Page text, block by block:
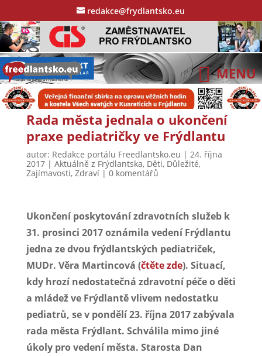
redakce@frydlantsko.eu
Rada města jednala o ukončení
praxe pediatričky ve Frýdlantu
autor: Redakce portálu Freedlantsko.eu | 24. října
2017| Aktuálně z Frýdlantska, Děti, Důležité,
Zajímavosti, Zdraví| 0 komentářů
Ukončení poskytování zdravotních služeb k
31. prosinci 2017 oznámila vedení Frýdlantu
jedna ze dvou frýdlantských pediatriček,
MUDr. Věra Martincová (čtěte zde). Situací,
kdy hrozí nedostatečná zdravotní péče o děti
a mládež ve Frýdlantě vlivem nedostatku
pediatrů, se v pondělí 23. října 2017 zabývala
rada města Frýdlant. Schválila mimo jiné
úkoly pro vedení města. Starosta Dan